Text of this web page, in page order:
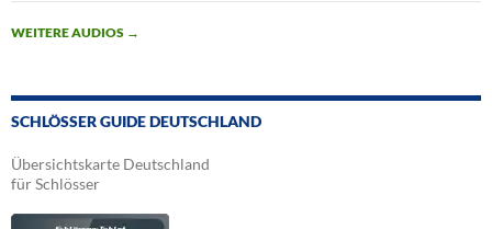
WEITERE AUDIOS →
SCHLÖSSER GUIDE DEUTSCHLAND
Übersichtskarte Deutschland
für Schlösser